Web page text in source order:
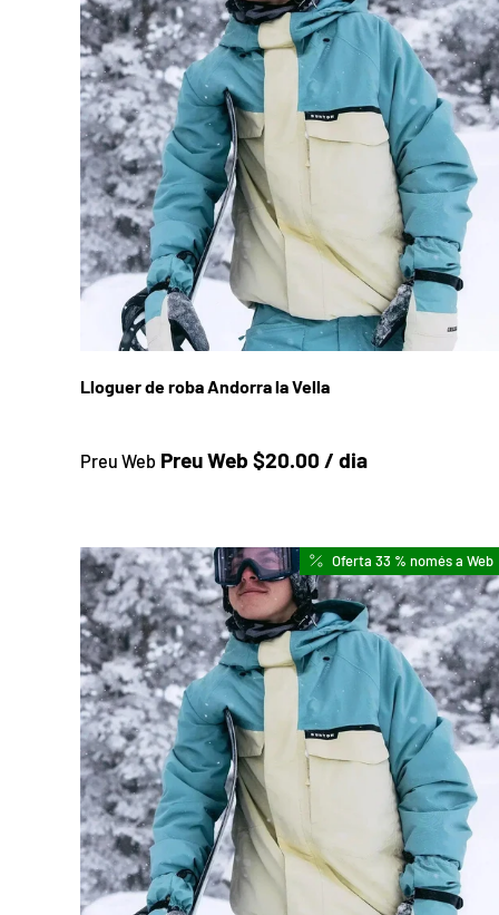
Lloguer de roba Andorra la Vella
Preu a la botiga
Preu Web Preu Web $20.00 / dia
Oferta 33 % només a Web